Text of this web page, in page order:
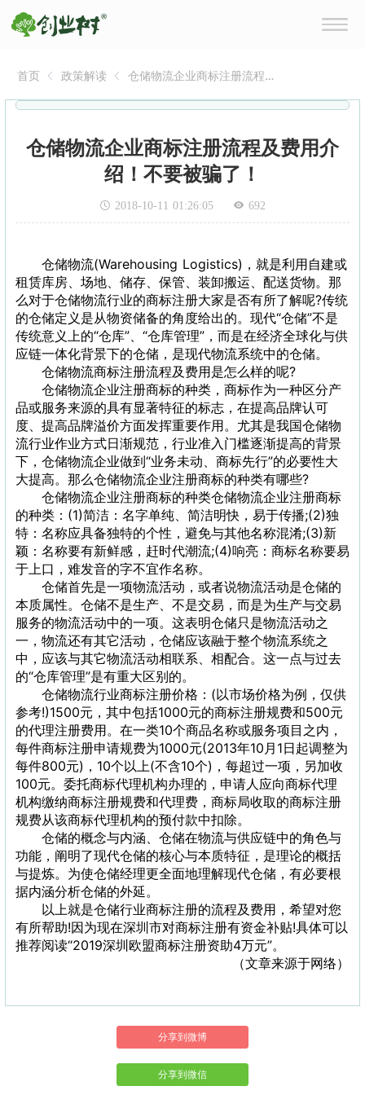
首页 政策解读
仓储物流企业商标注册流程
仓储物流企业商标注册流程及费用介
绍！不要被骗了！
2018-10-11 01:26:05 692
仓储物流(Warehousing Logistics)，就是利用自建或
租赁库房、场地、储存、保管、装卸搬运、配送货物。那
么对于仓储物流行业的商标注册大家是否有所了解呢?传统
的仓储定义是从物资储备的角度给出的。现代“仓储”不是
传统意义上的“仓库”、“仓库管理”，而是在经济全球化与供
应链一体化背景下的仓储，是现代物流系统中的仓储。
仓储物流商标注册流程及费用是怎么样的呢?
仓储物流企业注册商标的种类，商标作为一种区分产
品或服务来源的具有显著特征的标志，在提高品牌认可
度、提高品牌溢价方面发挥重要作用。尤其是我国仓储物
流行业作业方式日渐规范，行业准入门槛逐渐提高的背景
下，仓储物流企业做到“业务未动、商标先行”的必要性大
大提高。那么仓储物流企业注册商标的种类有哪些?
仓储物流企业注册商标的种类仓储物流企业注册商标
的种类：(1)简洁：名字单纯、简洁明快，易于传播;(2)独
特：名称应具备独特的个性，避免与其他名称混淆;(3)新
颖：名称要有新鲜感，赶时代潮流;(4)响亮：商标名称要易
于上口，难发音的字不宜作名称。
仓储首先是一项物流活动，或者说物流活动是仓储的
本质属性。仓储不是生产、不是交易，而是为生产与交易
服务的物流活动中的一项。这表明仓储只是物流活动之
一，物流还有其它活动，仓储应该融于整个物流系统之
中，应该与其它物流活动相联系、相配合。这一点与过去
的“仓库管理”是有重大区别的。
仓储物流行业商标注册价格：(以市场价格为例，仅供
参考!)1500元，其中包括1000元的商标注册规费和500元
的代理注册费用。在一类10个商品名称或服务项目之内，
每件商标注册申请规费为1000元(2013年10月1日起调整为
每件800元)，10个以上(不含10个)，每超过一项，另加收
100元。委托商标代理机构办理的，申请人应向商标代理
机构缴纳商标注册规费和代理费，商标局收取的商标注册
规费从该商标代理机构的预付款中扣除。
仓储的概念与内涵、仓储在物流与供应链中的角色与
功能，阐明了现代仓储的核心与本质特征，是理论的概括
与提炼。为使仓储经理更全面地理解现代仓储，有必要根
据内涵分析仓储的外延。
以上就是仓储行业商标注册的流程及费用，希望对您
有所帮助!因为现在深圳市对商标注册有资金补贴!具体可以
推荐阅读“2019深圳欧盟商标注册资助4万元”。
（文章来源于网络）
分享到微博
分享到微信